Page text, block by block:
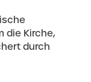
die Kirche,
durch